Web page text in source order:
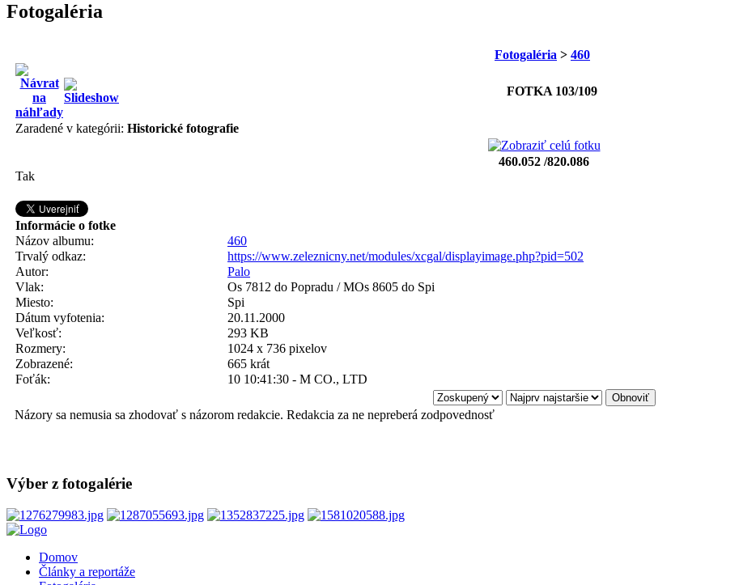
Fotogaléria
Fotogaléria > 460
FOTKA 103/109
Zaradené v kategórii: Historické fotografie
460.052 /820.086
Tak
Informácie o fotke
Názov albumu:
460
Trvalý odkaz:
https://www.zeleznicny.net/modules/xcgal/displayimage.php?pid=502
Autor:
Palo
Vlak:
Os 7812 do Popradu / MOs 8605 do Spi
Miesto:
Spi
Dátum vyfotenia:
20.11.2000
Veľkosť:
293 KB
Rozmery:
1024 x 736 pixelov
Zobrazené:
665 krát
Foťák:
10 10:41:30 - M CO., LTD
Názory sa nemusia sa zhodovať s názorom redakcie. Redakcia za ne nepreberá zodpovednosť
Výber z fotogalérie
Domov
Články a reportáže